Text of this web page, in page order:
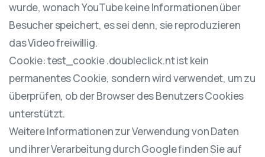
wurde, wonach YouTube keine Informationen über
Besucher speichert, es sei denn, sie reproduzieren
das Video freiwillig.
Cookie: test_cookie .doubleclick.nt ist kein
permanentes Cookie, sondern wird verwendet, um zu
überprüfen, ob der Browser des Benutzers Cookies
unterstützt.
Weitere Informationen zur Verwendung von Daten
und ihrer Verarbeitung durch Google finden Sie auf